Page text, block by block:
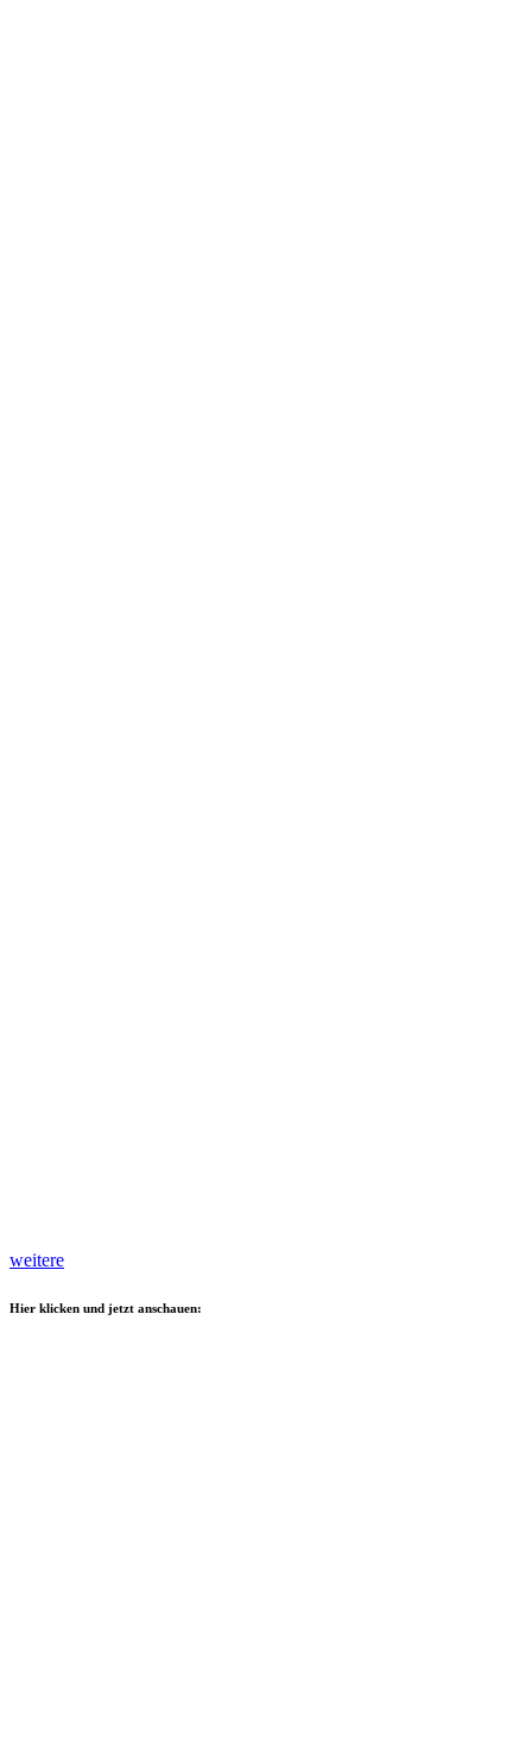
weitere
Hier klicken und jetzt anschauen: